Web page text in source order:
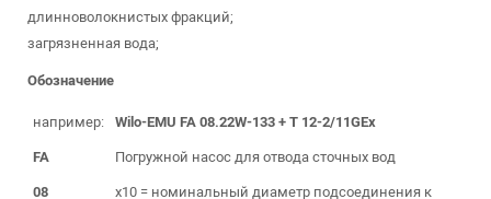
длинноволокнистых фракций;
загрязненная вода;
Обозначение
например: Wilo-EMU FA 08.22W-133 + T 12-2/11GEx
FA Погружной насос для отвода сточных вод
08
x10 = номинальный диаметр подсоединения к